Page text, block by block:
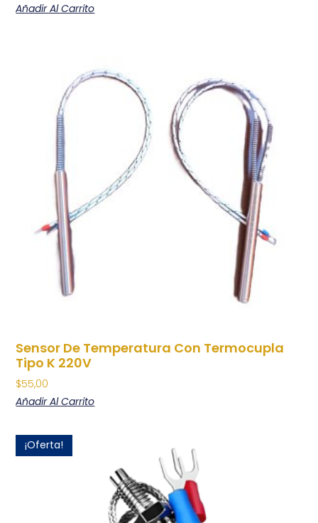
Añadir Al Carrito
Sensor De Temperatura Con Termocupla
Tipo K 220V
$55,00
Añadir Al Carrito
¡Oferta!